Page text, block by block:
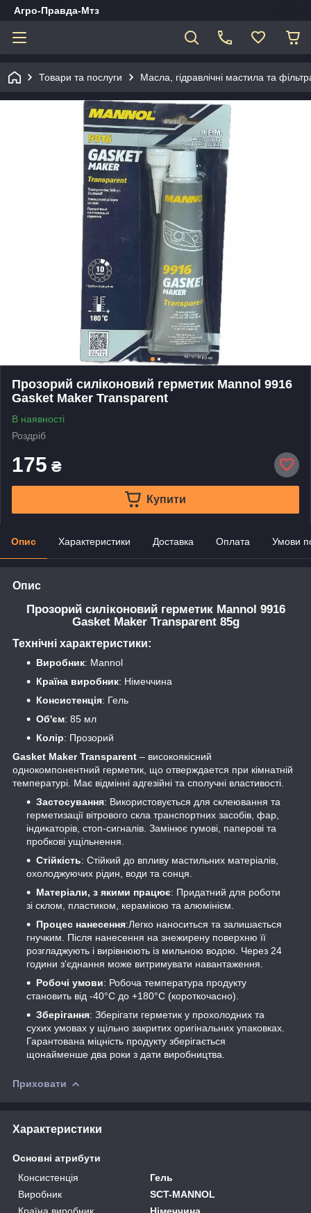
Агро-Правда-Мтз
Товари та послуги Масла, гідравлічні мастила та
Прозорий силіконовий герметик Mannol 9916
Gasket Maker Transparent
В наявності
Роздріб
175 ₴
Купити
Опис Характеристики Доставка Оплата Умови
Опис
Прозорий силіконовий герметик Mannol 9916
Gasket Maker Transparent 85g
Технічні характеристики:
Виробник: Mannol
Країна виробник: Німеччина
Консистенція: Гель
Об'єм: 85 мл
Колір: Прозорий
Gasket Maker Transparent – високоякісний
однокомпонентний герметик, що отверждается при кімнатній
температурі. Має відмінні адгезійні та сполучні властивості.
Застосування: Використовується для склеювання та
герметизації вітрового скла транспортних засобів, фар,
індикаторів, стоп-сигналів. Замінює гумові, паперові та
пробкові ущільнення.
Стійкість: Стійкий до впливу мастильних матеріалів,
охолоджуючих рідин, води та сонця.
Матеріали, з якими працює: Придатний для роботи
зі склом, пластиком, керамікою та алюмінієм.
Процес нанесення:Легко наноситься та залишається
гнучким. Після нанесення на знежирену поверхню її
розгладжують і вирівнюють із мильною водою. Через 24
години з'єднання може витримувати навантаження.
Робочі умови: Робоча температура продукту
становить від -40°C до +180°C (короткочасно).
Зберігання: Зберігати герметик у прохолодних та
сухих умовах у щільно закритих оригінальних упаковках.
Гарантована міцність продукту зберігається
щонайменше два роки з дати виробництва.
Приховати
Характеристики
Основні атрибути
Консистенція
Гель
Виробник
SCT-MANNOL
Країна виробник
Німеччина